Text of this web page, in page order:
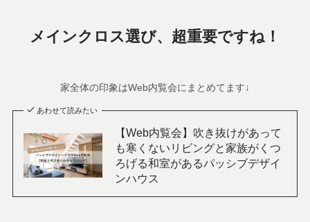
メインクロス選び、超重要ですね！
家全体の印象はWeb内覧会にまとめてます↓
あわせて読みたい
【Web内覧会】吹き抜けがあって
も寒くないリビングと家族がくつ
ろげる和室があるパッシブデザイ
ンハウス